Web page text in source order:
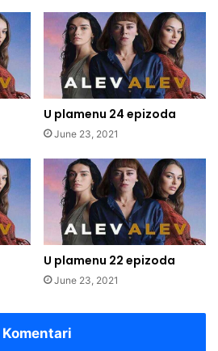
U plamenu 24 epizoda
June 23, 2021
U plamenu 22 epizoda
June 23, 2021
Komentari